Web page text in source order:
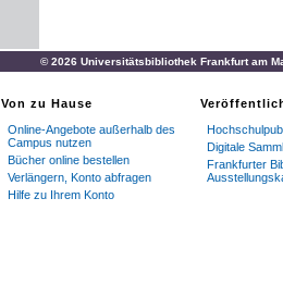
© 2026 Universitätsbibliothek Frankfurt am
Von zu Hause
Online-Angebote außerhalb des
Campus nutzen
Bücher online bestellen
Verlängern, Konto abfragen
Hilfe zu Ihrem Konto
Digitale
Frankfurter